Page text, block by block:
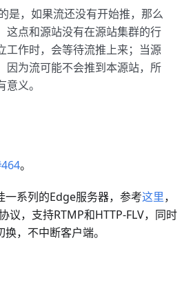
是，如果流还没有开始推，那么
这点和源站没有在源站集群的行
工作时，会等待流推上来；当源
因为流可能不会推到本源站，所
义。
。
一系列的Edge服务器，参考这里，
议，支持RTMP和HTTP-FLV，同时
，不中断客户端。